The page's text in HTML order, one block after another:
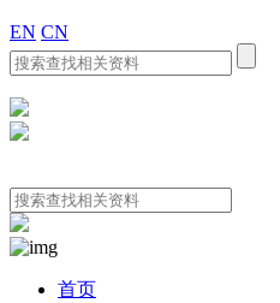
EN CN
首页